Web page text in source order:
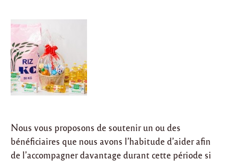
Nous vous proposons de soutenir un ou des
bénéficiaires que nous avons l’habitude d’aider afin
de l’accompagner davantage durant cette période si